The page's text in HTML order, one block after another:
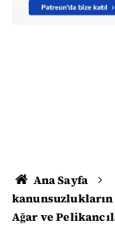
Ana Sayfa
Ağar ve